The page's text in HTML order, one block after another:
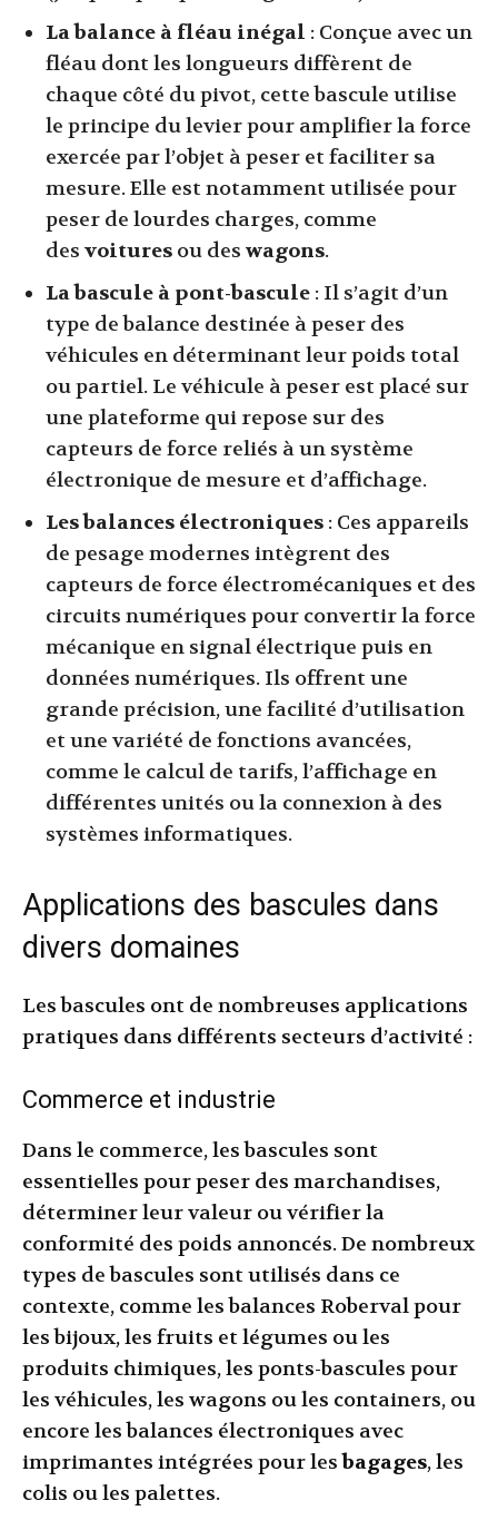
La balance à fléau inégal : Conçue avec un
fléau dont les longueurs diffèrent de
chaque côté du pivot, cette bascule utilise
le principe du levier pour amplifier la force
exercée par l’objet à peser et faciliter sa
mesure. Elle est notamment utilisée pour
peser de lourdes charges, comme
des voitures ou des wagons.
La bascule à pont-bascule : Il s’agit d’un
type de balance destinée à peser des
véhicules en déterminant leur poids total
ou partiel. Le véhicule à peser est placé sur
une plateforme qui repose sur des
capteurs de force reliés à un système
électronique de mesure et d’affichage.
Les balances électroniques : Ces appareils
de pesage modernes intègrent des
capteurs de force électromécaniques et des
circuits numériques pour convertir la force
mécanique en signal électrique puis en
données numériques. Ils offrent une
grande précision, une facilité d’utilisation
et une variété de fonctions avancées,
comme le calcul de tarifs, l’affichage en
différentes unités ou la connexion à des
systèmes informatiques.
Applications des bascules dans
divers domaines
Les bascules ont de nombreuses applications
pratiques dans différents secteurs d’activité :
Commerce et industrie
Dans le commerce, les bascules sont
essentielles pour peser des marchandises,
déterminer leur valeur ou vérifier la
conformité des poids annoncés. De nombreux
types de bascules sont utilisés dans ce
contexte, comme les balances Roberval pour
les bijoux, les fruits et légumes ou les
produits chimiques, les ponts-bascules pour
les véhicules, les wagons ou les containers, ou
encore les balances électroniques avec
imprimantes intégrées pour lesbagages, les
colis ou les palettes.